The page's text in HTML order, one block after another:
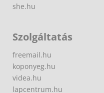
she.hu
Szolgáltatás
freemail.hu
koponyeg.hu
videa.hu
lapcentrum.hu